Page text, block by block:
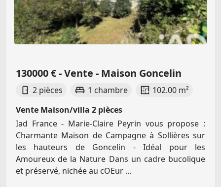
130000 € - Vente - Maison Goncelin
2 pièces 1 chambre
102.00 m²
Vente Maison/villa 2 pièces
Iad France - Marie-Claire Peyrin vous propose :
Charmante Maison de Campagne à Sollières sur
les hauteurs de Goncelin - Idéal pour les
Amoureux de la Nature Dans un cadre bucolique
et préservé, nichée au cOEur ...